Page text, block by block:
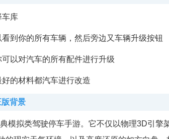
车库
到你的所有车辆，然后旁边又车辆升级按钮
以对汽车的所有配件进行升级
的材料都汽车进行改造
背景
模拟类驾驶停车手游。它不仅以物理3D引擎